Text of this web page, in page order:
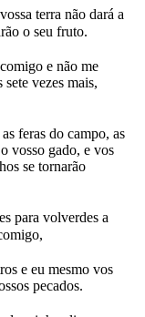
terra não dará a
o seu fruto.
e não me
vezes mais,
feras do campo, as
vosso gado, e vos
se tornarão
para volverdes a
e eu mesmo vos
pecados.